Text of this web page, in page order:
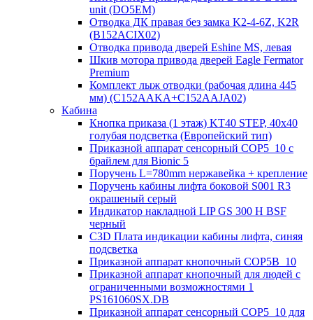
unit (DO5EM)
Отводка ДК правая без замка K2-4-6Z, K2R
(B152ACIX02)
Отводка привода дверей Eshine MS, левая
Шкив мотора привода дверей Eagle Fermator
Premium
Комплект лыж отводки (рабочая длина 445
мм) (C152AAKA+C152AAJA02)
Кабина
Кнопка приказа (1 этаж) KT40 STEP, 40х40
голубая подсветка (Европейский тип)
Приказной аппарат сенсорный COP5_10 с
брайлем для Bionic 5
Поручень L=780mm нержавейка + крепление
Поручень кабины лифта боковой S001 R3
окрашеный серый
Индикатор накладной LIP GS 300 H BSF
черный
C3D Плата индикации кабины лифта, синяя
подсветка
Приказной аппарат кнопочный COP5B_10
Приказной аппарат кнопочный для людей с
ограниченными возможностями 1
PS161060SX.DB
Приказной аппарат сенсорный COP5_10 для